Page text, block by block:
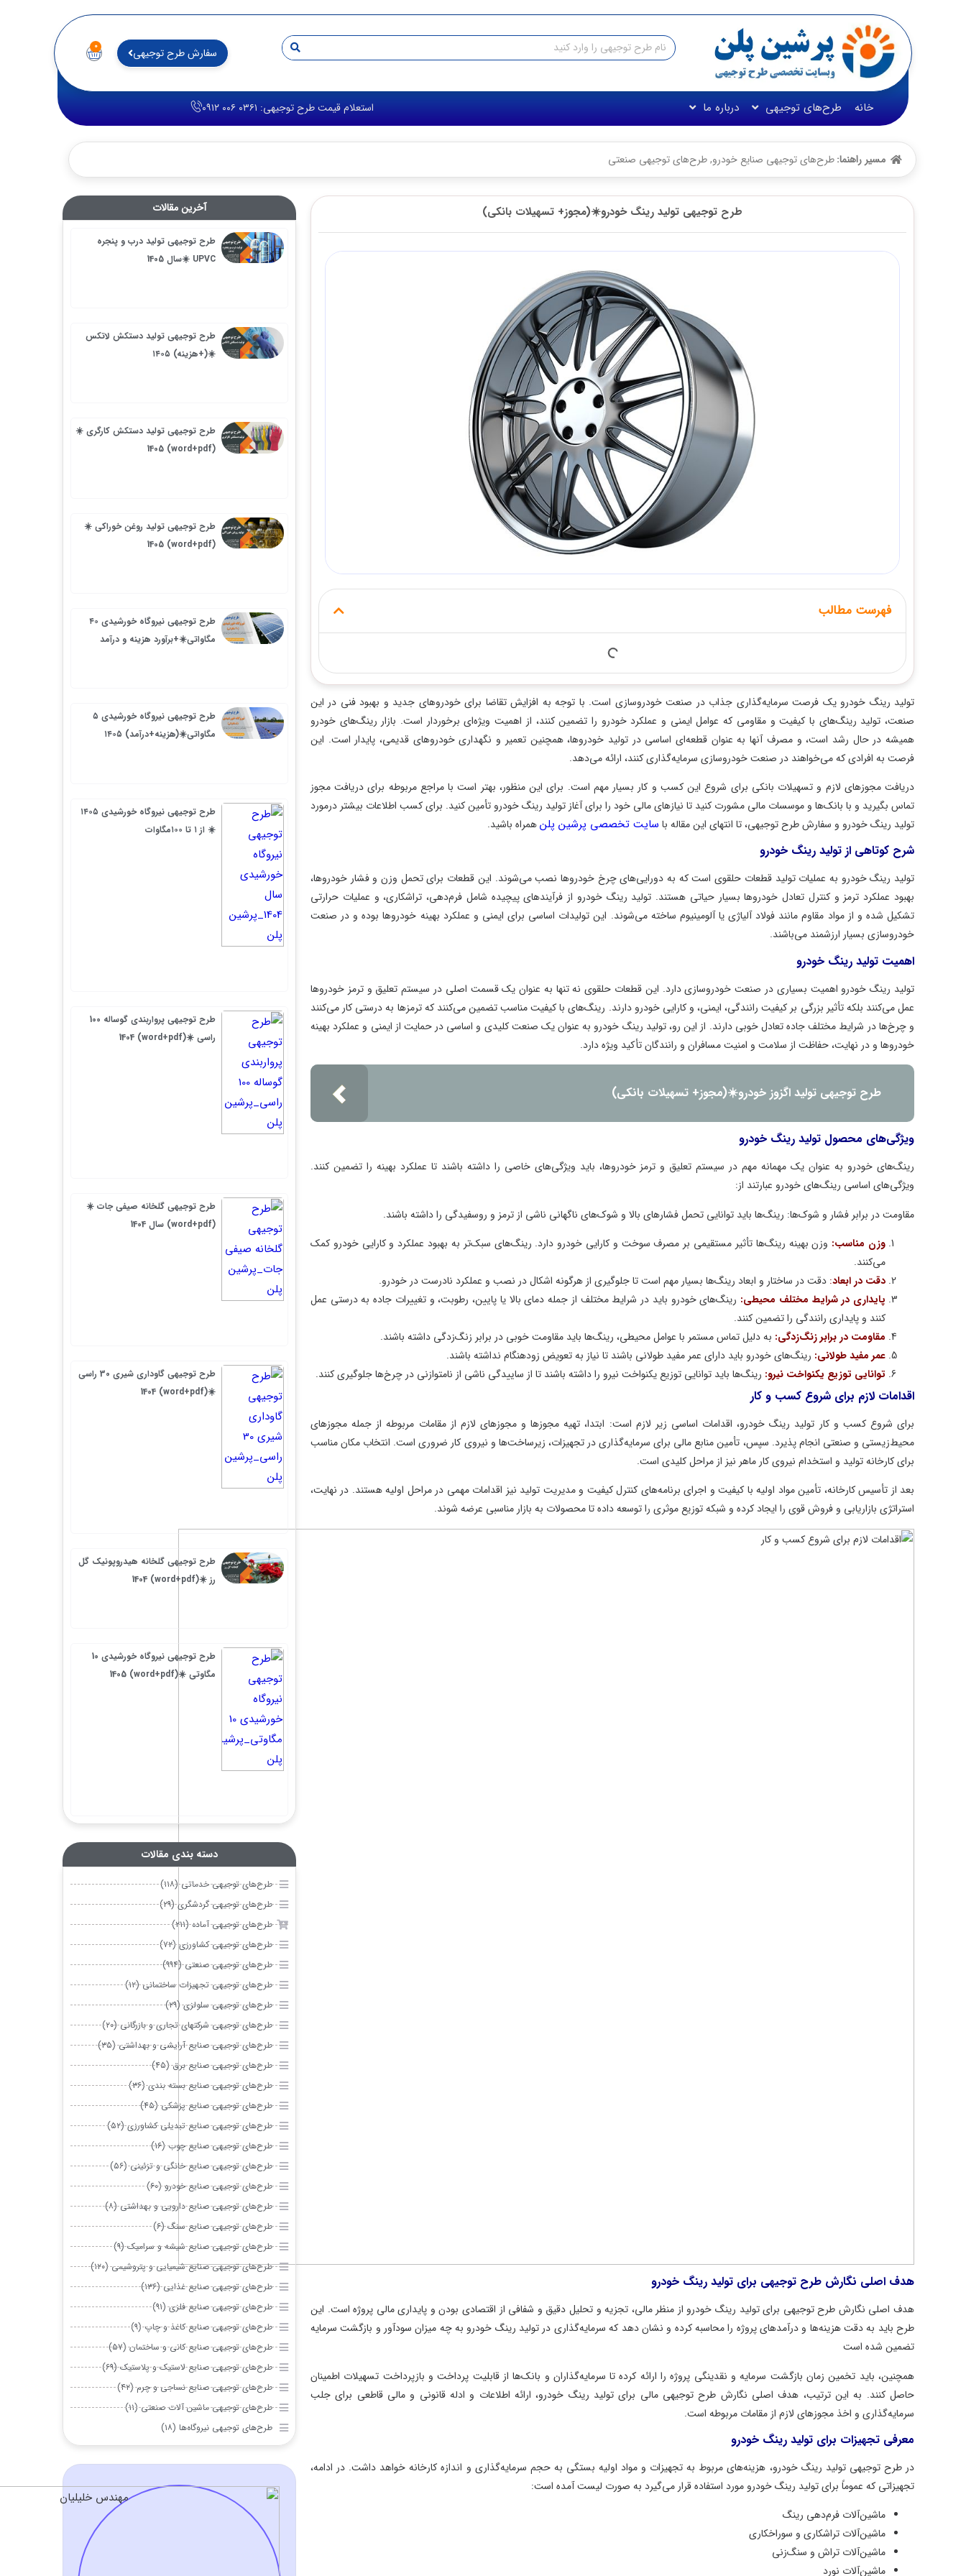
سفارش طرح توجیهی
طرح‌های توجیهی درباره ما استعلام قیمت طرح توجیهی: ۰۳۶۱ ۰۰۶ ۰۹۱۲
مسیر راهنما:طرح‌های توجیهی صنایع خودرو,طرح‌های توجیهی صنعتی
طرح توجیهی تولید رینگ خودرو☀️(مجوز+ تسهیلات بانکی)
فهرست مطالب
تولید رینگ خودرو یک فرصت سرمایه‌گذاری جذاب در صنعت خودروسازی است. با توجه به افزایش تقاضا برای خودروهای جدید و بهبود فنی در این
صنعت، تولید رینگ‌های با کیفیت و مقاومی که عوامل ایمنی و عملکرد خودرو را تضمین کنند، از اهمیت ویژه‌ای برخوردار است. بازار رینگ‌های خودرو
همیشه در حال رشد است، و مصرف آنها به عنوان قطعه‌ای اساسی در تولید خودروها، همچنین تعمیر و نگهداری خودروهای قدیمی، پایدار است. این
فرصت به افرادی که می‌خواهند در صنعت خودروسازی سرمایه‌گذاری کنند، ارائه می‌دهد.
دریافت مجوزهای لازم و تسهیلات بانکی برای شروع این کسب و کار بسیار مهم است. برای این منظور، بهتر است با مراجع مربوطه برای دریافت مجوز
تماس بگیرید و با بانک‌ها و موسسات مالی مشورت کنید تا نیازهای مالی خود را برای آغاز تولید رینگ خودرو تأمین کنید. برای کسب اطلاعات بیشتر درمورد
تولید رینگ خودرو و سفارش طرح توجیهی، تا انتهای این مقاله باسایت تخصصی پرشین پلنهمراه باشید.
شرح کوتاهی از تولید رینگ خودرو
تولید رینگ خودرو به عملیات تولید قطعات حلقوی است که به دورایی‌های چرخ خودروها نصب می‌شوند. این قطعات برای تحمل وزن و فشار خودروها،
بهبود عملکرد ترمز و کنترل تعادل خودروها بسیار حیاتی هستند. تولید رینگ خودرو از فرآیندهای پیچیده شامل فرم‌دهی، تراشکاری، و عملیات حرارتی
تشکیل شده و از مواد مقاوم مانند فولاد آلیاژی یا آلومینیوم ساخته می‌شوند. این تولیدات اساسی برای ایمنی و عملکرد بهینه خودروها بوده و در صنعت
خودروسازی بسیار ارزشمند می‌باشند.
اهمیت تولید رینگ خودرو
تولید رینگ خودرو اهمیت بسیاری در صنعت خودروسازی دارد. این قطعات حلقوی نه تنها به عنوان یک قسمت اصلی در سیستم تعلیق و ترمز خودروها
عمل می‌کنند بلکه تأثیر بزرگی بر کیفیت رانندگی، ایمنی، و کارایی خودرو دارند. رینگ‌های با کیفیت مناسب تضمین می‌کنند که ترمز‌ها به درستی کار می‌کنند
و چرخ‌ها در شرایط مختلف جاده تعادل خوبی دارند. از این رو، تولید رینگ خودرو به عنوان یک صنعت کلیدی و اساسی در حمایت از ایمنی و عملکرد بهینه
خودروها و در نهایت، حفاظت از سلامت و امنیت مسافران و رانندگان تأکید ویژه دارد.
طرح توجیهی تولید اگزوز خودرو☀️(مجوز+ تسهیلات بانکی)
ویژگی‌های محصول تولید رینگ خودرو
رینگ‌های خودرو به عنوان یک مهمانه مهم در سیستم تعلیق و ترمز خودروها، باید ویژگی‌های خاصی را داشته باشند تا عملکرد بهینه را تضمین کنند.
ویژگی‌های اساسی رینگ‌های خودرو عبارتند از:
مقاومت در برابر فشار و شوک‌ها: رینگ‌ها باید توانایی تحمل فشارهای بالا و شوک‌های ناگهانی ناشی از ترمز و روسفیدگی را داشته باشند.
وزن مناسب:وزن بهینه رینگ‌ها تأثیر مستقیمی بر مصرف سوخت و کارایی خودرو دارد. رینگ‌های سبک‌تر به بهبود عملکرد و کارایی خودرو کمک
می‌کنند.
دقت در ابعاد :دقت در ساختار و ابعاد رینگ‌ها بسیار مهم است تا جلوگیری از هرگونه اشکال در نصب و عملکرد نادرست در خودرو.
پایداری در شرایط مختلف محیطی: رینگ‌های خودرو باید در شرایط مختلف از جمله دمای بالا یا پایین، رطوبت، و تغییرات جاده به درستی عمل
کنند و پایداری رانندگی را تضمین کنند.
مقاومت در برابر زنگ‌زدگی:به دلیل تماس مستمر با عوامل محیطی، رینگ‌ها باید مقاومت خوبی در برابر زنگ‌زدگی داشته باشند.
عمر مفید طولانی:رینگ‌های خودرو باید دارای عمر مفید طولانی باشند تا نیاز به تعویض زودهنگام نداشته باشند.
توانایی توزیع یکنواخت نیرو:رینگ‌ها باید توانایی توزیع یکنواخت نیرو را داشته باشند تا از ساییدگی ناشی از نامتوازنی در چرخ‌ها جلوگیری کنند.
اقدامات لازم برای شروع کسب و کار
برای شروع کسب و کار تولید رینگ خودرو، اقدامات اساسی زیر لازم است: ابتدا، تهیه مجوزها و مجوزهای لازم از مقامات مربوطه از جمله مجوزهای
محیط‌زیستی و صنعتی انجام پذیرد. سپس، تأمین منابع مالی برای سرمایه‌گذاری در تجهیزات، زیرساخت‌ها و نیروی کار ضروری است. انتخاب مکان مناسب
برای کارخانه تولید و استخدام نیروی کار ماهر نیز از مراحل کلیدی است.
بعد از تأسیس کارخانه، تأمین مواد اولیه با کیفیت و اجرای برنامه‌های کنترل کیفیت و مدیریت تولید نیز اقدامات مهمی در مراحل اولیه هستند. در نهایت،
استراتژی بازاریابی و فروش قوی را ایجاد کرده و شبکه توزیع موثری را توسعه داده تا محصولات به بازار مناسبی عرضه شوند.
هدف اصلی نگارش طرح توجیهی برای تولید رینگ خودرو
هدف اصلی نگارش طرح توجیهی برای تولید رینگ خودرو از منظر مالی، تجزیه و تحلیل دقیق و شفافی از اقتصادی بودن و پایداری مالی پروژه است. این
طرح باید به دقت هزینه‌ها و درآمدهای پروژه را محاسبه کرده و نشان دهد که سرمایه‌گذاری در تولید رینگ خودرو به چه میزان سودآور و بازگشت سرمایه
تضمین شده است
همچنین، باید تخمین زمان بازگشت سرمایه و نقدینگی پروژه را ارائه کرده تا سرمایه‌گذاران و بانک‌ها از قابلیت پرداخت و بازپرداخت تسهیلات اطمینان
حاصل کنند. به این ترتیب، هدف اصلی نگارش طرح توجیهی مالی برای تولید رینگ خودرو، ارائه اطلاعات و ادله قانونی و مالی قاطعی برای جلب
سرمایه‌گذاری و اخذ مجوزهای لازم از مقامات مربوطه است.
معرفی تجهیزات برای تولید رینگ خودرو
در طرح توجیهی تولید رینگ خودرو، هزینه‌های مربوط به تجهیزات و مواد اولیه بستگی به حجم سرمایه‌گذاری و اندازه کارخانه خواهد داشت. در ادامه،
تجهیزاتی که عموماً برای تولید رینگ خودرو مورد استفاده قرار می‌گیرد به صورت لیست آمده است:
ماشین‌آلات فرم‌دهی رینگ
ماشین‌آلات تراشکاری و سوراخکاری
ماشین‌آلات تراش و سنگ‌زنی
ماشین‌آلات نورد
آخرین مقالات
طرح توجیهی تولید درب و پنجره
UPVC ☀️سال 1405
طرح توجیهی تولید دستکش لاتکس
☀️(+هزینه) ۱۴۰۵
طرح توجیهی تولید دستکش کارگری ☀️
(word+pdf) 1405
طرح توجیهی تولید روغن خوراکی ☀️
(word+pdf) 1405
طرح توجیهی نیروگاه خورشیدی ۴۰
مگاواتی☀️+برآورد هزینه و درآمد
طرح توجیهی نیروگاه خورشیدی ۵
مگاواتی☀️(هزینه+درآمد) ۱۴۰۵
طرح توجیهی نیروگاه خورشیدی ۱۴۰۵
طرح توجیهی پرواربندی گوساله 100
راسی ☀️(word+pdf) 1404
طرح توجیهی گلخانه صیفی جات ☀️
طرح توجیهی گاوداری شیری 30 راسی
طرح توجیهی گلخانه هیدروپونیک گل
رز ☀️(word+pdf) 1404
طرح توجیهی نیروگاه خورشیدی 10
مگاوتی ☀️(word+pdf) 1405
دسته بندی مقالات
طرح‌های توجیهی خدماتی (۱۱۸)
طرح‌های توجیهی گردشگری (۲۹)
طرح‌های توجیهی آماده (۲۱۱)
طرح‌های توجیهی کشاورزی (۷۲)
طرح‌های توجیهی صنعتی (۹۹۴)
طرح‌های توجیهی تجهیزات ساختمانی (۱۲)
طرح‌های توجیهی سلولزی (۲۹)
طرح‌های توجیهی شرکتهای تجاری و بازرگانی (۲۰)
طرح‌های توجیهی صنایع آرایشی و بهداشتی (۳۵)
طرح‌های توجیهی صنایع برق (۴۵)
طرح‌های توجیهی صنایع بسته بندی (۳۶)
طرح‌های توجیهی صنایع پزشکی (۴۵)
طرح‌های توجیهی صنایع تبدیلی کشاورزی (۵۲)
طرح‌های توجیهی صنایع چوب (۱۶)
طرح‌های توجیهی صنایع خانگی و تزئینی (۵۶)
طرح‌های توجیهی صنایع خودرو (۶۰)
طرح‌های توجیهی صنایع دارویی و بهداشتی (۸)
طرح‌های توجیهی صنایع سنگ (۶)
طرح‌های توجیهی صنایع شیشه و سرامیک (۹)
طرح‌های توجیهی صنایع شیمیایی و پتروشیمی (۱۲۰)
طرح‌های توجیهی صنایع غذایی (۱۳۶)
طرح‌های توجیهی صنایع فلزی (۹۱)
طرح‌های توجیهی صنایع کاغذ و چاپ (۹)
طرح‌های توجیهی صنایع کانی و ساختمان (۵۷)
طرح‌های توجیهی صنایع لاستیک و پلاستیک (۶۹)
طرح‌های توجیهی صنایع نساجی و چرم (۴۲)
طرح‌های توجیهی ماشین آلات صنعتی (۱۱)
طرح‌های توجیهی نیروگاه‌ها (۱۸)